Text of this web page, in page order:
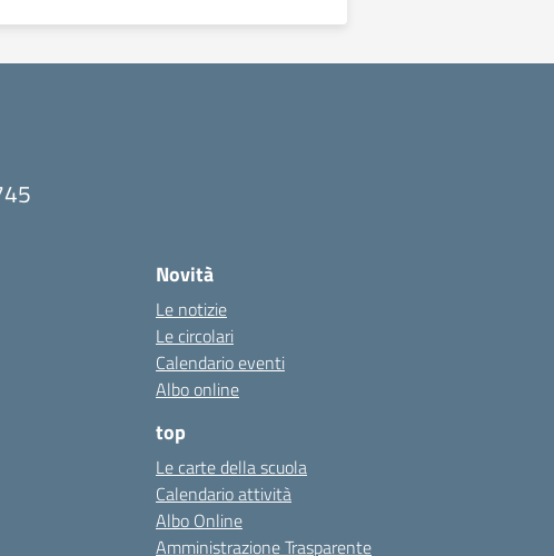
Novità
Le notizie
Le circolari
Calendario eventi
Albo online
top
Le carte della scuola
Calendario attività
Albo Online
Amministrazione Trasparente